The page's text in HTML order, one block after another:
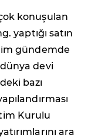
konuşulan
yaptığı satın
gündemde
devi
bazı
Kurulu
ara